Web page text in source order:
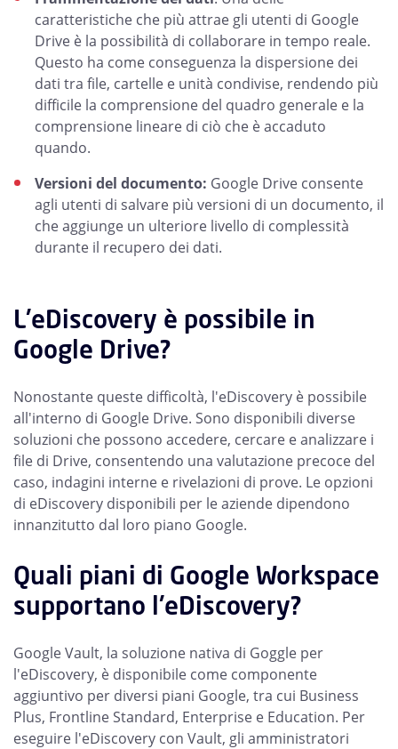
caratteristiche che più attrae gli utenti di Google
Drive è la possibilità di collaborare in tempo reale.
Questo ha come conseguenza la dispersione dei
dati tra file, cartelle e unità condivise, rendendo più
difficile la comprensione del quadro generale e la
comprensione lineare di ciò che è accaduto
quando.
Versioni del documento: Google Drive consente
agli utenti di salvare più versioni di un documento, il
che aggiunge un ulteriore livello di complessità
durante il recupero dei dati.
L'eDiscovery è possibile in
Google Drive?
Nonostante queste difficoltà, l'eDiscovery è possibile
all'interno di Google Drive. Sono disponibili diverse
soluzioni che possono accedere, cercare e analizzare i
file di Drive, consentendo una valutazione precoce del
caso, indagini interne e rivelazioni di prove. Le opzioni
di eDiscovery disponibili per le aziende dipendono
innanzitutto dal loro piano Google.
Quali piani di Google Workspace
supportano l'eDiscovery?
Google Vault, la soluzione nativa di Goggle per
l'eDiscovery, è disponibile come componente
aggiuntivo per diversi piani Google, tra cui Business
Plus, Frontline Standard, Enterprise e Education. Per
eseguire l'eDiscovery con Vault, gli amministratori